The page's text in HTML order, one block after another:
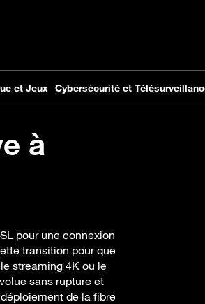
à
pour une connexion
transition pour que
streaming 4K ou le
sans rupture et
de la fibre